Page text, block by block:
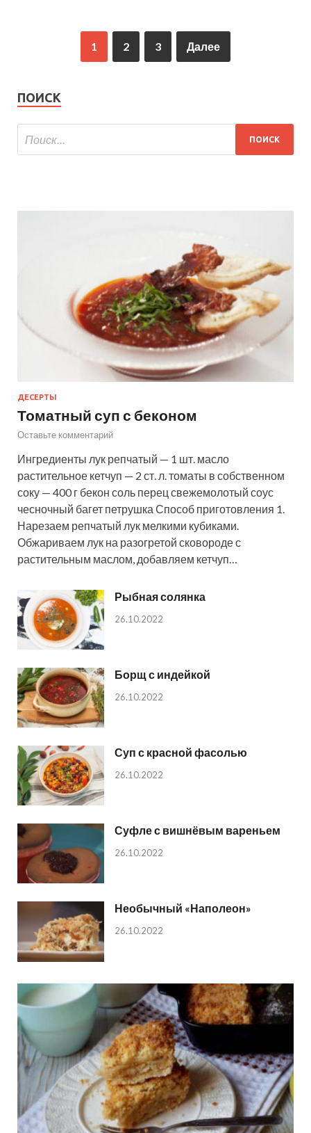
1 2 3 Далее
ПОИСК
ДЕСЕРТЫ
Томатный суп с беконом
Оставьте комментарий
Ингредиенты лук репчатый — 1 шт. масло
растительное кетчуп — 2 ст. л. томаты в собственном
соку — 400 г бекон соль перец свежемолотый соус
чесночный багет петрушка Способ приготовления 1.
Нарезаем репчатый лук мелкими кубиками.
Обжариваем лук на разогретой сковороде с
растительным маслом, добавляем кетчуп…
Рыбная солянка
26.10.2022
Борщ с индейкой
26.10.2022
Суп с красной фасолью
26.10.2022
Суфле с вишнёвым вареньем
26.10.2022
Необычный «Наполеон»
26.10.2022